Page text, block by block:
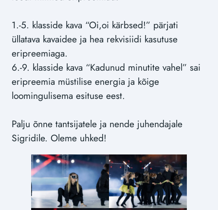
1.-5. klasside kava “Oi,oi kärbsed!” pärjati
üllatava kavaidee ja hea rekvisiidi kasutuse
eripreemiaga.
6.-9. klasside kava “Kadunud minutite vahel” sai
eripreemia müstilise energia ja kõige
loomingulisema esituse eest.
Palju õnne tantsijatele ja nende juhendajale
Sigridile. Oleme uhked!